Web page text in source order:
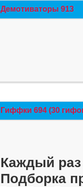
Демотиваторы 913
Гиффки 694 (30
Каждый
Подборка